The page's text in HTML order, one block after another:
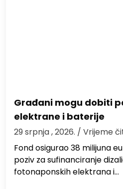
Građani mogu dobiti
elektrane i baterije
29 srpnja , 2026. / Vrijeme
Fond osigurao 38 milijuna
poziv za sufinanciranje
fotonaponskih elektrana i…